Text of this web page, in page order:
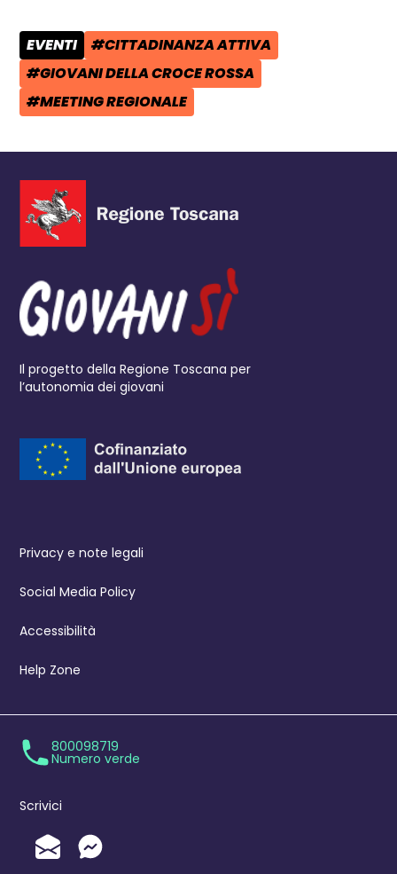
CATEGORIA POST:
EVENTI TAG:
#CITTADINANZA ATTIVA
TAG:
#GIOVANI DELLA CROCE ROSSA
TAG:
#MEETING REGIONALE
Il progetto della Regione Toscana per
l’autonomia dei giovani
Privacy e note legali
Social Media Policy
Accessibilità
Help Zone
800098719
Numero verde
Scrivici
Invia un'Email
Messenger